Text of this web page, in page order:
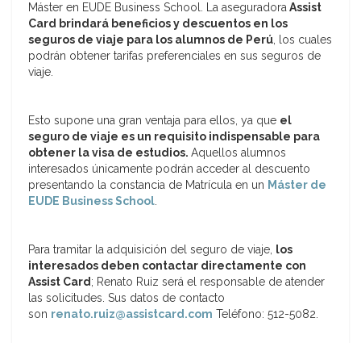
Máster en EUDE Business School. La aseguradoraAssist
Card brindará beneficios y descuentos en los
seguros de viaje para los alumnos de Perú, los cuales
podrán obtener tarifas preferenciales en sus seguros de
viaje.
Esto supone una gran ventaja para ellos, ya que el
seguro de viaje es un requisito indispensable para
obtener la visa de estudios. Aquellos alumnos
interesados únicamente podrán acceder al descuento
presentando la constancia de Matrícula en un Máster de
EUDE Business School.
Para tramitar la adquisición del seguro de viaje, los
interesados deben contactar directamente con
Assist Card; Renato Ruiz será el responsable de atender
las solicitudes. Sus datos de contacto
son renato.ruiz@assistcard.com Teléfono: 512-5082.